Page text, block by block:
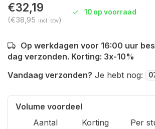
€32,19
(€38,95 Incl. btw)
10 op voorraad
Op werkdagen voor 16:00 uur
dag verzonden. Korting: 3x-10%
Vandaag verzonden? Je hebt nog:
Volume voordeel
Aantal
Korting
Per